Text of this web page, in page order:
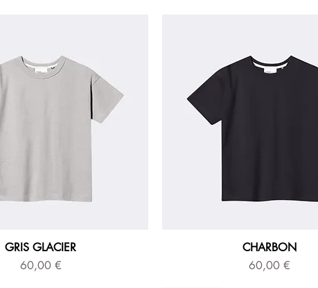
GRIS GLACIER
Prix
60,00 €
CHARBON
Prix
60,00 €